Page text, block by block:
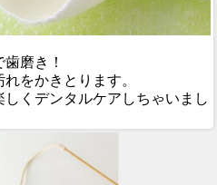
磨き！
をかきとります。
くデンタルケアしちゃいまし